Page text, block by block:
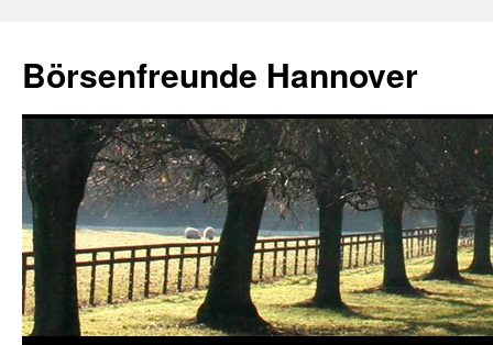
springen
Börsenfreunde Hannover